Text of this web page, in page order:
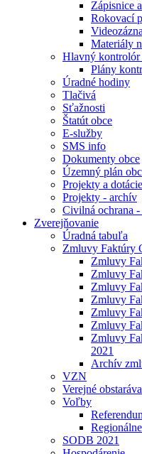
Zápisnice
Rokovací
Materiály
Hlavný kontrolór
Plány
Úradné hodiny
Tlačivá
Sťažnosti
Štatút obce
E-služby
SMS info
Dokumenty obce
Územný plán
Projekty a dotácie
Projekty - archív
Civilná ochrana
Zverejňovanie
Úradná tabuľa
Zmluvy Faktúry
Zmluvy
Zmluvy
Zmluvy
Zmluvy
Zmluvy
Zmluvy
Zmluvy
2021
Archív
VZN
Verejné
Voľby
SODB 2021